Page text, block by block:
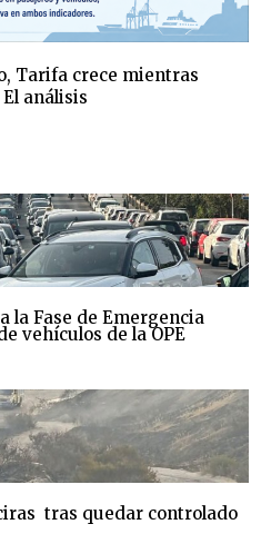
Tarifa crece mientras
análisis
la Fase de Emergencia
vehículos de la OPE
tras quedar controlado